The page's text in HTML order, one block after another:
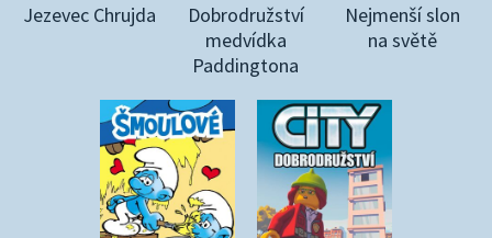
Jezevec Chrujda
Dobrodružství
medvídka
Paddingtona
Nejmenší slon
na světě